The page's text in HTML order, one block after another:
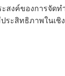
ะสงค์ของการจัด
ระสิทธิภาพในเชิ